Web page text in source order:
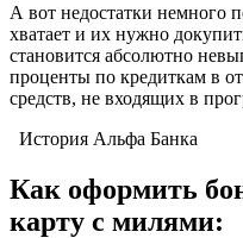
А вот недостатки немного
хватает и их нужно
становится абсолютно
проценты по кредиткам в
средств, не входящих в
История Альфа Банка
Как оформить
карту с милями: